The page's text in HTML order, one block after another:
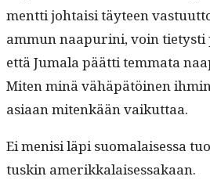
ment­ti johtaisi täy­teen
ammun naa­puri­ni, voin tietysti
että Jumala päät­ti tem­ma­ta
Miten minä vähäpätöi­nen
asi­aan mitenkään vaikuttaa.
Ei menisi läpi suo­ma­laises­sa
tuskin amerikkalaisessakaan.